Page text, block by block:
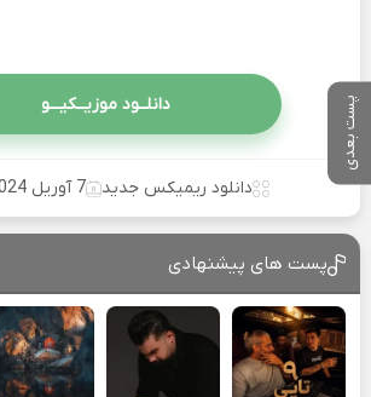
پست بعدی دانلــود موزیــکیـــو
دانلود ریمیکس جدید 7 آوریل 2024
پست های پیشنهادی